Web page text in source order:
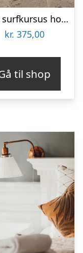
Intro surfkursus hos Thyborøn Surfcenter
kr. 375,00
til shop